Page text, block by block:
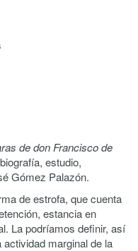
de don Francisco de
estudio,
Gómez Palazón.
de estrofa, que cuenta
estancia en
La podríamos definir, así
marginal de la